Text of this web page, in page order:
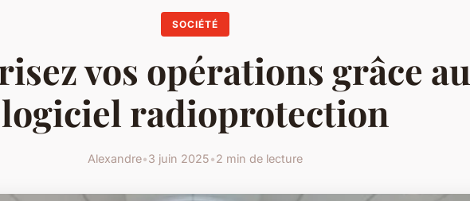
SOCIÉTÉ
vos opérations grâce au
logiciel radioprotection
Alexandre•3 juin 2025•2 min de lecture